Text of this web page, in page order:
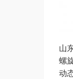
山
螺
动